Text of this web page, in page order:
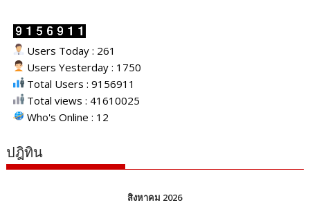
Users Today : 261
Users Yesterday : 1750
Total Users : 9156911
Total views : 41610025
Who's Online : 12
ปฎิทิน
สิงหาคม 2026